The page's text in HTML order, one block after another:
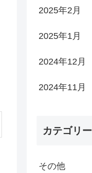
2025年2月
2025年1月
2024年12月
2024年11月
カテゴリー
その他